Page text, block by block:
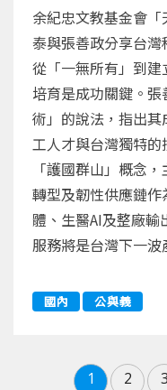
余紀忠文教基金會
泰與張善政分享台
從「一無所有」到
培育是成功關鍵。
術」的說法，指出
工人才與台灣獨特
「護國群山」概念
轉型及韌性供應鏈
體、生醫AI及整廠輸
服務將是台灣下一波
國內 公與義
1 2 3